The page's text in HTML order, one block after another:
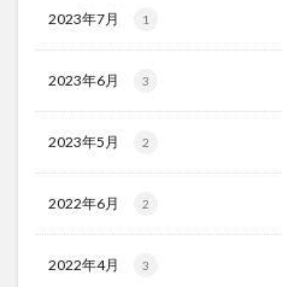
2023年7月 1
2023年6月 3
2023年5月 2
2022年6月 2
2022年4月 3